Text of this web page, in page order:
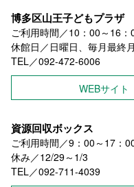
博多区山王子どもプラザ
ご利用時間／10：00～16：
休館日／日曜日、毎月最終
TEL／092-472-6006
WEBサイト
資源回収ボックス
ご利用時間／9：00～17：
休み／12/29～1/3
TEL／092-711-4039